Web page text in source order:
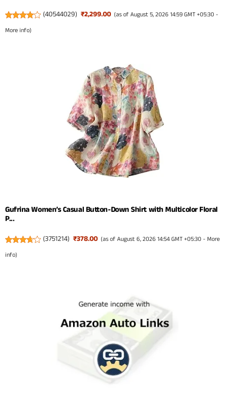
(40544029) ₹2,299.00 (as of August 5, 2026 14:59 GMT +05:30 -
More info)
Gufrina Women’s Casual Button-Down Shirt with Multicolor Floral
P...
(3751214) ₹378.00 (as of August 6, 2026 14:54 GMT +05:30 -More
info)